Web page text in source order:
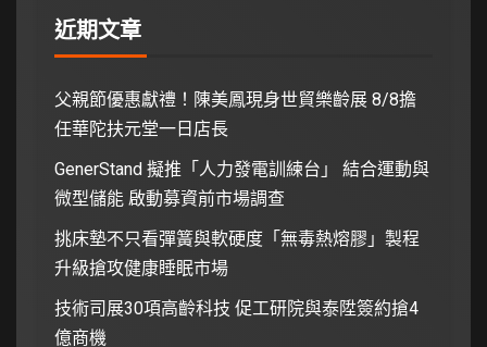
近期文章
父親節優惠獻禮！陳美鳳現身世貿樂齡展 8/8擔
任華陀扶元堂一日店長
GenerStand 擬推「人力發電訓練台」 結合運動與
微型儲能 啟動募資前市場調查
挑床墊不只看彈簧與軟硬度「無毒熱熔膠」製程
升級搶攻健康睡眠市場
技術司展30項高齡科技 促工研院與泰陞簽約搶4
億商機